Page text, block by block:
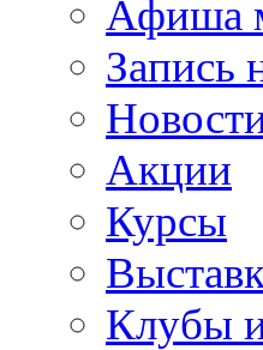
Афиша
Запись
Акции
Курсы
Клубы